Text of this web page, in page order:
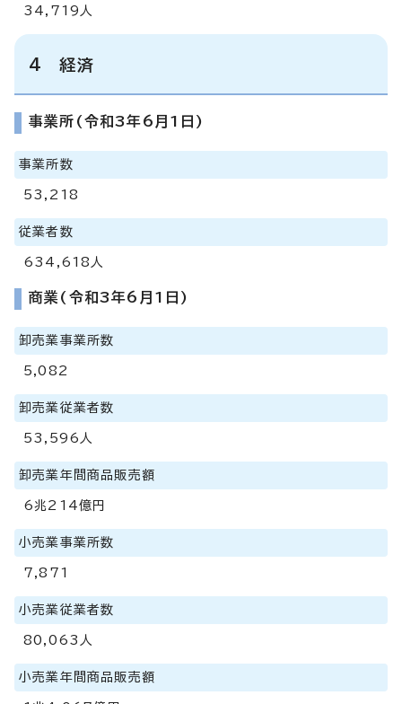
34,719人
4 経済
事業所(令和3年6月1日)
事業所数
53,218
従業者数
634,618人
商業(令和3年6月1日)
卸売業事業所数
5,082
卸売業従業者数
53,596人
卸売業年間商品販売額
6兆214億円
小売業事業所数
7,871
小売業従業者数
80,063人
小売業年間商品販売額